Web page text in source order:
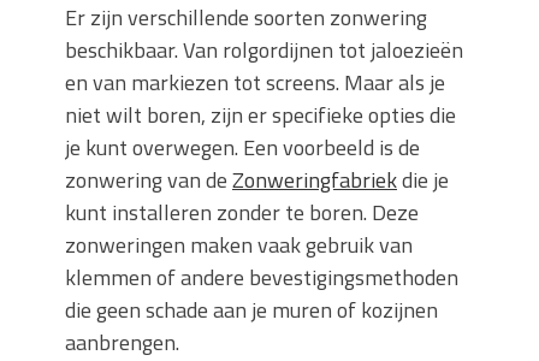
Er zijn verschillende soorten zonwering
beschikbaar. Van rolgordijnen tot jaloezieën
en van markiezen tot screens. Maar als je
niet wilt boren, zijn er specifieke opties die
je kunt overwegen. Een voorbeeld is de
zonwering van deZonweringfabriekdie je
kunt installeren zonder te boren. Deze
zonweringen maken vaak gebruik van
klemmen of andere bevestigingsmethoden
die geen schade aan je muren of kozijnen
aanbrengen.